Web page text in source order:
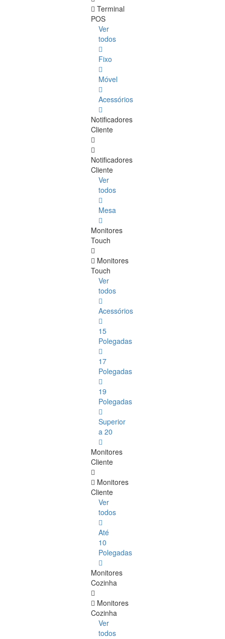
Terminal
POS
Ver
todos
Fixo
Móvel
Acessórios
Notificadores
Cliente
Notificadores
Cliente
Ver
todos
Mesa
Monitores
Touch
Monitores
Touch
Ver
todos
Acessórios
15
Polegadas
17
Polegadas
19
Polegadas
Superior
a 20
Monitores
Cliente
Monitores
Cliente
Ver
todos
Até
10
Polegadas
Monitores
Cozinha
Monitores
Cozinha
Ver
todos